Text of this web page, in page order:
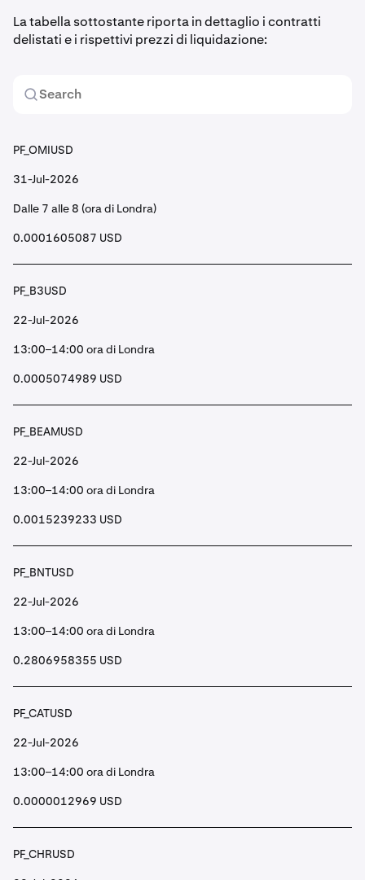
La tabella sottostante riporta in dettaglio i contratti
delistati e i rispettivi prezzi di liquidazione:
PF_OMIUSD
31-Jul-2026
Dalle 7 alle 8 (ora di Londra)
0.0001605087 USD
PF_B3USD
22-Jul-2026
13:00–14:00 ora di Londra
0.0005074989 USD
PF_BEAMUSD
22-Jul-2026
13:00–14:00 ora di Londra
0.0015239233 USD
PF_BNTUSD
22-Jul-2026
13:00–14:00 ora di Londra
0.2806958355 USD
PF_CATUSD
22-Jul-2026
13:00–14:00 ora di Londra
0.0000012969 USD
PF_CHRUSD